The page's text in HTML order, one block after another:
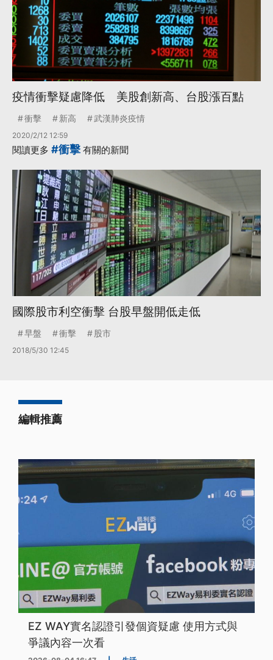
疫情衝擊疑慮降低 美股創新高、台股漲百點
衝擊 新高 武漢肺炎疫情
2020/2/12 12:59
閱讀更多 #衝擊 有關的新聞
國際股市利空衝擊 台股早盤開低走低
早盤 衝擊 股市
2018/5/30 12:45
編輯推薦
EZ WAY實名認證引發個資疑慮 使用方式與
爭議內容一次看